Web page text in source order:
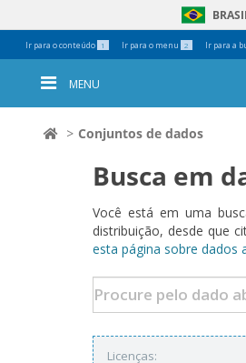
Ir para o conteúdo 1 Ir para o menu 2 Ir para a
MENU
Conjuntos de dados
Busca em
Você está em uma
distribuição, desde que
esta página sobre dados
Licenças: